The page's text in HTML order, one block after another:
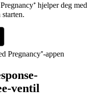
hjelper deg med
ventil